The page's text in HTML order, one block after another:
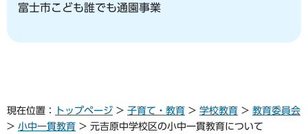
富士市こども誰でも通園事業
現在位置： トップページ > 子育て・教育 > 学校教育 > 教育委員会
> 小中一貫教育 > 元吉原中学校区の小中一貫教育について